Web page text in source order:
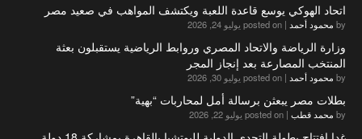
اتحاد الهوكي يوسع قاعدة اللعبة ويكتشف المواهب في صعيد مصر
by محمود أحمد | posted on يوليو 24, 2026
وزارة الرياضة والاتحاد المصري وروابط الرياضية يستقبلون بعثة
المنتخب المصارعة بعد إنجاز المجر
by محمود أحمد | posted on يوليو 30, 2026
بطلات مصر يبعثن برسالة أمل لمحاربات “بهية”
by محمد قطب | posted on يوليو 22, 2026